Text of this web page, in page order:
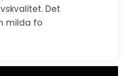
Det
milda fo